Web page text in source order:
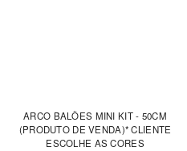
ARCO BALÕES MINI KIT - 50CM
(PRODUTO DE VENDA)* CLIENTE
ESCOLHE AS CORES